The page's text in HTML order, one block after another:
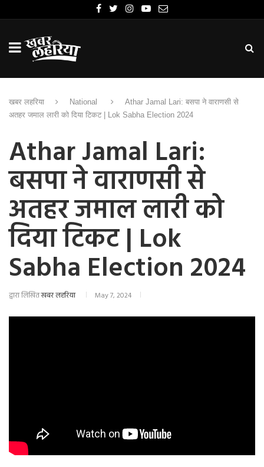
खबर लहरिया National
Athar Jamal Lari: बसपा ने वाराणसी से
अतहर जमाल लारी को दिया टिकट | Lok Sabha Election 2024
Athar Jamal Lari:
बसपा ने वाराणसी से
अतहर जमाल लारी को
दिया टिकट | Lok
Sabha Election 2024
द्वारा लिखितखबर लहरिया May 7, 2024